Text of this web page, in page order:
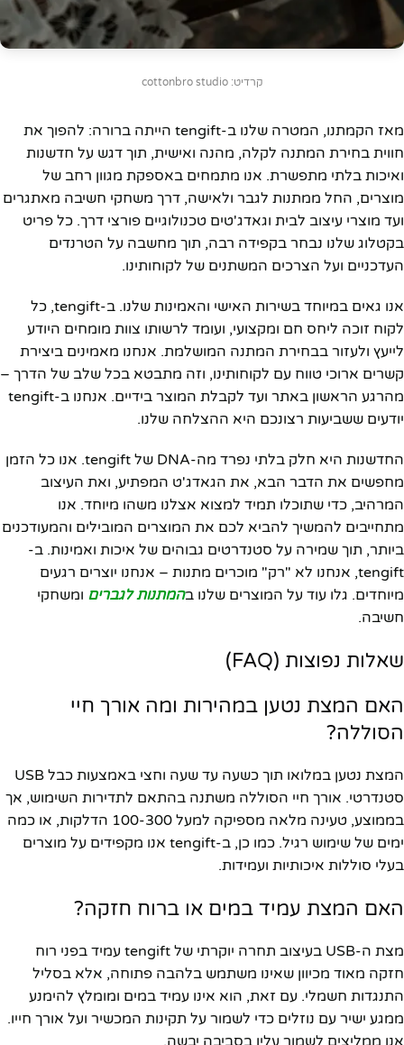
קרדיט: cottonbro studio
מאז הקמתנו, המטרה שלנו ב-tengift הייתה ברורה: להפוך את
חווית בחירת המתנה לקלה, מהנה ואישית, תוך דגש על חדשנות
ואיכות בלתי מתפשרת. אנו מתמחים באספקת מגוון רחב של
מוצרים, החל ממתנות לגבר ולאישה, דרך משחקי חשיבה מאתגרים
ועד מוצרי עיצוב לבית וגאדג'טים טכנולוגיים פורצי דרך. כל פריט
בקטלוג שלנו נבחר בקפידה רבה, תוך מחשבה על הטרנדים
העדכניים ועל הצרכים המשתנים של לקוחותינו.
אנו גאים במיוחד בשירות האישי והאמינות שלנו. ב-tengift, כל
לקוח זוכה ליחס חם ומקצועי, ועומד לרשותו צוות מומחים היודע
לייעץ ולעזור בבחירת המתנה המושלמת. אנחנו מאמינים ביצירת
קשרים ארוכי טווח עם לקוחותינו, וזה מתבטא בכל שלב של הדרך –
מהרגע הראשון באתר ועד לקבלת המוצר בידיים. אנחנו ב-tengift
יודעים ששביעות רצונכם היא ההצלחה שלנו.
החדשנות היא חלק בלתי נפרד מה-DNA של tengift. אנו כל הזמן
מחפשים את הדבר הבא, את הגאדג'ט המפתיע, ואת העיצוב
המרהיב, כדי שתוכלו תמיד למצוא אצלנו משהו מיוחד. אנו
מתחייבים להמשיך להביא לכם את המוצרים המובילים והמעודכנים
ביותר, תוך שמירה על סטנדרטים גבוהים של איכות ואמינות. ב-
tengift, אנחנו לא "רק" מוכרים מתנות – אנחנו יוצרים רגעים
מיוחדים. גלו עוד על המוצרים שלנו בהמתנות לגברים ומשחקי
חשיבה.
שאלות נפוצות (FAQ)
האם המצת נטען במהירות ומה אורך חיי
הסוללה?
המצת נטען במלואו תוך כשעה עד שעה וחצי באמצעות כבל USB
סטנדרטי. אורך חיי הסוללה משתנה בהתאם לתדירות השימוש, אך
בממוצע, טעינה מלאה מספיקה למעל 100-300 הדלקות
, או כמה
ימים של שימוש רגיל. כמו כן, ב-tengift אנו מקפידים על מוצרים
בעלי סוללות איכותיות ועמידות.
האם המצת עמיד במים או ברוח חזקה?
מצת ה-USB בעיצוב תחרה יוקרתי של tengift עמיד בפני רוח
חזקה מאוד מכיוון שאינו משתמש בלהבה פתוחה, אלא בסליל
התנגדות חשמלי. עם זאת, הוא אינו עמיד במים ומומלץ להימנע
ממגע ישיר עם נוזלים כדי לשמור על תקינות המכשיר ועל אורך חייו.
אנו ממליצים לשמור עליו בסביבה יבשה.